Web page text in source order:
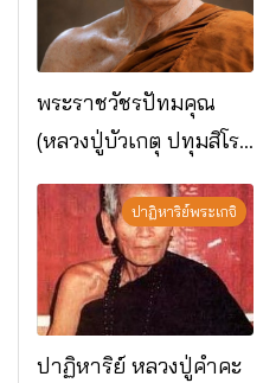
พระราชวัชรปัทมคุณ
(หลวงปู่บัวเกตุ ปทุมสิโร)
มรณภาพแล้ว วัดป่า
ดาราภิรมย์ อ.แม่ริม
จ.เชียงใหม่
ปาฏิหาริย์พระเกจิ
ปาฏิหาริย์ หลวงปู่คำคะ